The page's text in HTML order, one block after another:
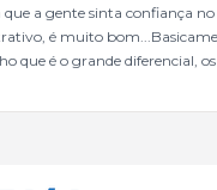
que a gente sinta confiança
é muito
que é o grande diferencial, os
cargos da administração
na minha derrota no ano